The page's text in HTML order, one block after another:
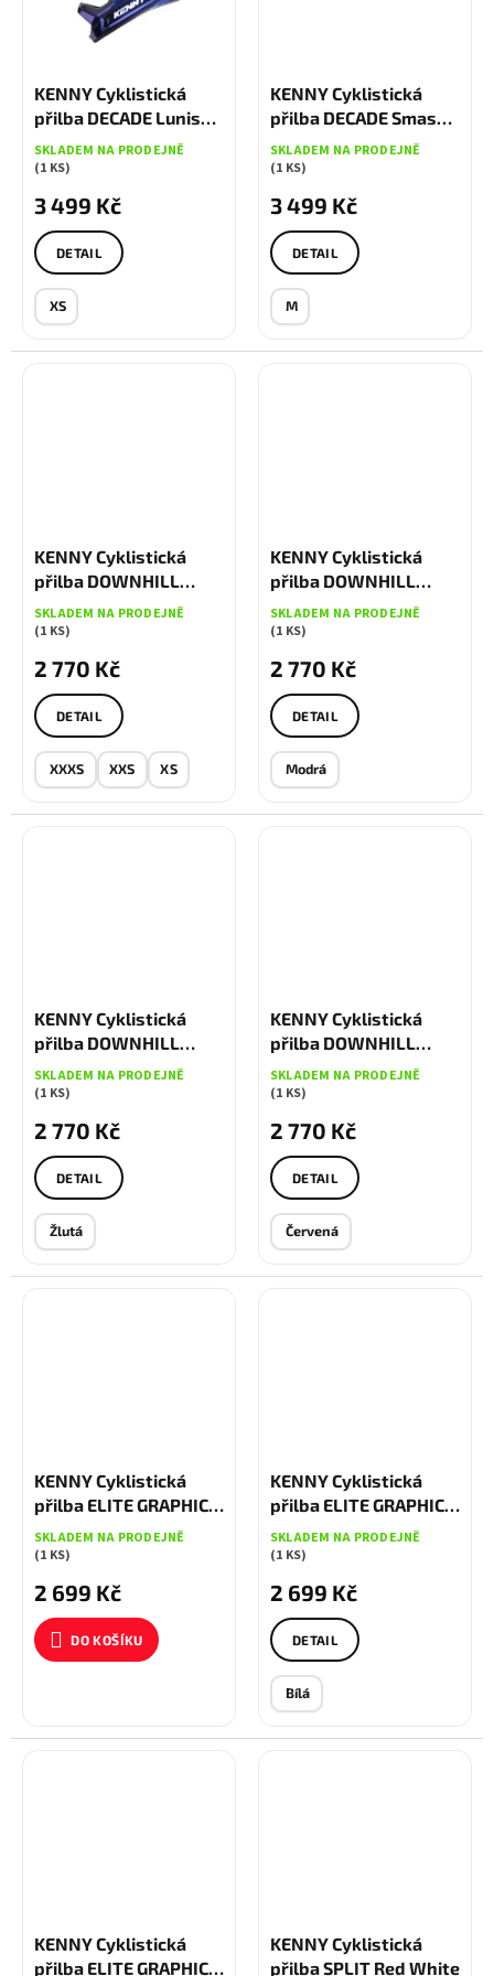
KENNY Cyklistická
přilba DECADE Lunis
purple
SKLADEM NA PRODEJNĚ
(1 KS)
3 499 Kč
DETAIL
XS
KENNY Cyklistická
přilba DECADE Smash
blue
SKLADEM NA PRODEJNĚ
(1 KS)
3 499 Kč
DETAIL
M
KENNY Cyklistická
přilba DOWNHILL
ELITE Black Diamond
SKLADEM NA PRODEJNĚ
(1 KS)
2 770 Kč
DETAIL
XXXS XXS XS
KENNY Cyklistická
přilba DOWNHILL
ELITE Candy Blue
KENNY Cyklistická
ELITE Candy Blue
SKLADEM NA PRODEJNĚ
(1 KS)
2 770 Kč
DETAIL
Modrá
KENNY Cyklistická
přilba DOWNHILL
ELITE Navy Neon
Yellow
SKLADEM NA PRODEJNĚ
(1 KS)
2 770 Kč
DETAIL
Žlutá
KENNY Cyklistická
přilba DOWNHILL
ELITE PatriotKENNY
Cyklistická přilba
Patriot
SKLADEM NA PRODEJNĚ
(1 KS)
2 770 Kč
DETAIL
Červená
KENNY Cyklistická
přilba ELITE GRAPHIC +
Magic Purple 2026
XXS, Fialová
SKLADEM NA PRODEJNĚ
(1 KS)
2 699 Kč
DO KOŠÍKU
KENNY Cyklistická
přilba ELITE GRAPHIC +
Neon
SKLADEM NA PRODEJNĚ
(1 KS)
2 699 Kč
DETAIL
Bílá
KENNY Cyklistická
přilba ELITE GRAPHIC +
KENNY Cyklistická
přilba SPLIT Red White